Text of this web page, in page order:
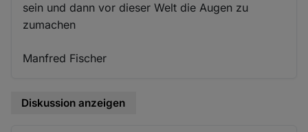
sein und dann vor dieser Welt die Augen zu
zumachen
Manfred Fischer
Diskussion anzeigen